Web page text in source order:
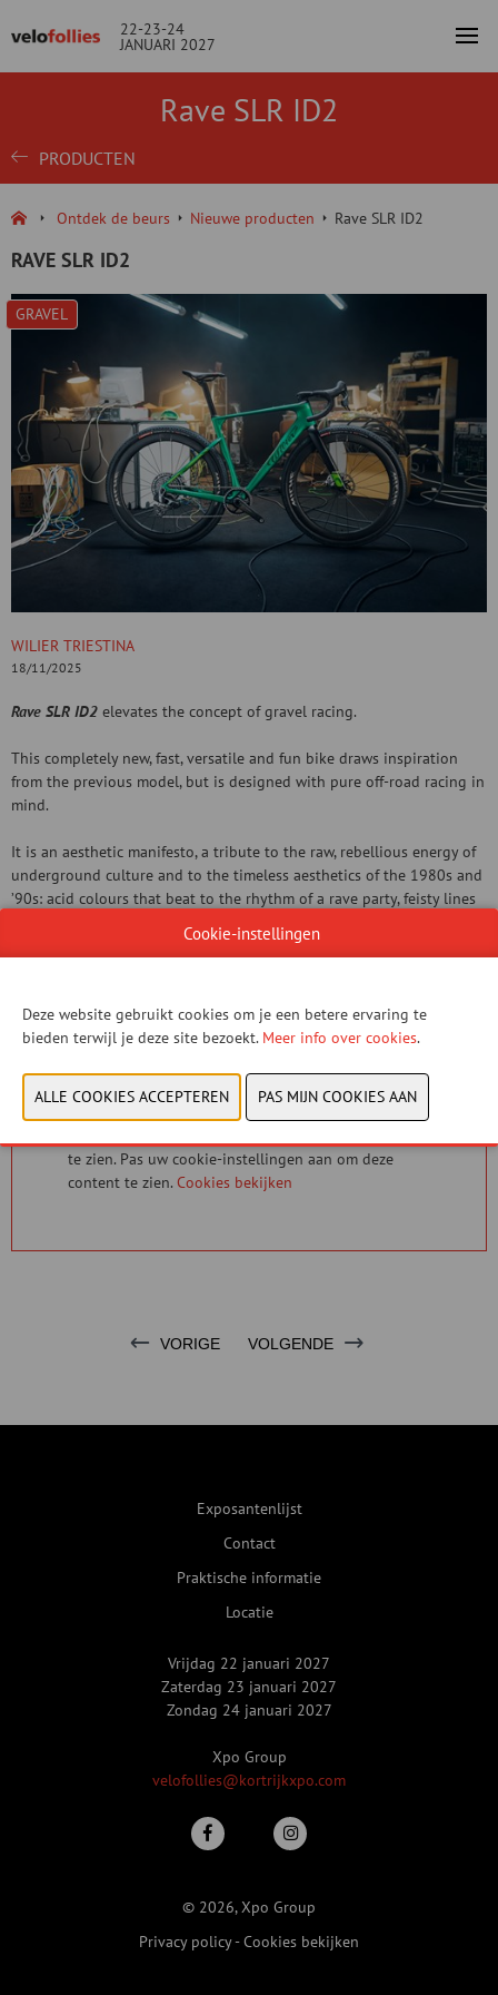
22-23-24
JANUARI 2027
Rave SLR ID2
PRODUCTEN
Ontdek de beurs Nieuwe producten Rave SLR ID2
RAVE SLR ID2
GRAVEL
WILIER TRIESTINA
18/11/2025
Rave SLR ID2 elevates the concept of gravel racing.
This completely new, fast, versatile and fun bike draws inspiration
from the previous model, but is designed with pure off-road racing in
mind.
It is an aesthetic manifesto, a tribute to the raw, rebellious energy of
underground culture and to the timeless aesthetics of the 1980s and
’90s: acid colours that beat to the rhythm of a rave party, feisty lines
CONTACTEER ONS!
te zien. Pas uw cookie-instellingen aan om deze
content te zien. Cookies bekijken
VORIGE VOLGENDE
Exposantenlijst
Contact
Praktische informatie
Locatie
Vrijdag 22 januari 2027
Zaterdag 23 januari 2027
Zondag 24 januari 2027
Xpo Group
velofollies@kortrijkxpo.com
© 2026, Xpo Group
Privacy policy-Cookies bekijken
Cookie-instellingen
Deze website gebruikt cookies om je een betere ervaring te
bieden terwijl je deze site bezoekt. Meer info over cookies.